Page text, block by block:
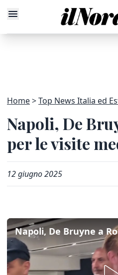
Home Top News Italia ed
Napoli, De
per le visite
12 giugno 2025